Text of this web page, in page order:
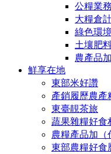
公糧業
大糧倉
綠色環
土壤肥
農產品
鮮享在地
東部米好讚
產銷履歷農產
東臺靚茶旅
蔬果雜糧好食
農糧產品加（
東部農糧好食